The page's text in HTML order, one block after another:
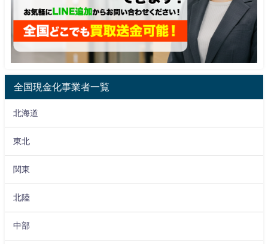
全国現金化事業者一覧
北海道
東北
関東
北陸
中部